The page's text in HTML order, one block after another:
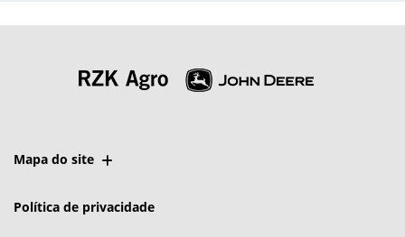
Mapa do site
Política de privacidade